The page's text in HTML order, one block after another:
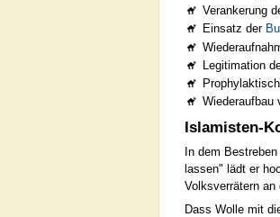
Verankerung
Einsatz der
Legitimation
Wiederaufbau
Islamisten-
In dem
lassen" lädt er
Volksverrätern an
Dass Wolle mit